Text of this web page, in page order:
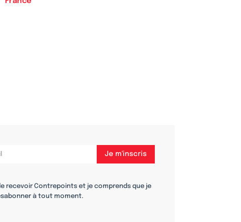
recevoir Contrepoints et je comprends que je
à tout moment.